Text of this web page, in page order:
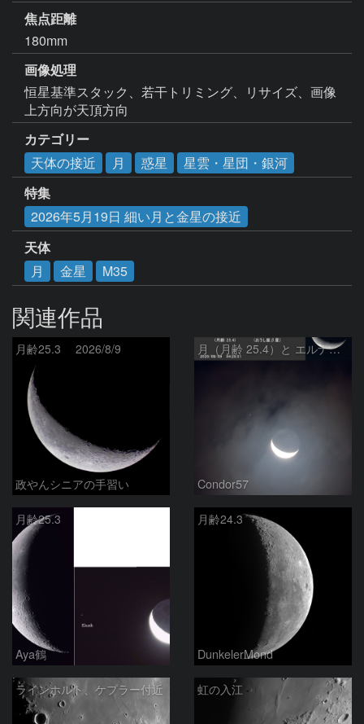
焦点距離
180mm
画像処理
恒星基準スタック、若干トリミング、リサイズ、画像
上方向が天頂方向
カテゴリー
天体の接近
月 惑星
星雲・星団・銀河
特集
2026年5月19日 細い月と金星の接近
天体
月
金星 M35
関連作品
月齢25.3 2026/8/9
政やんシニアの手習い
月（月齢 25.4）と エルナト（おうし座β星）
Condor57
月齢25.3
Aya鶴
月齢24.3
DunkelerMond
ラインホルト、ケプラー付近 虹の入江